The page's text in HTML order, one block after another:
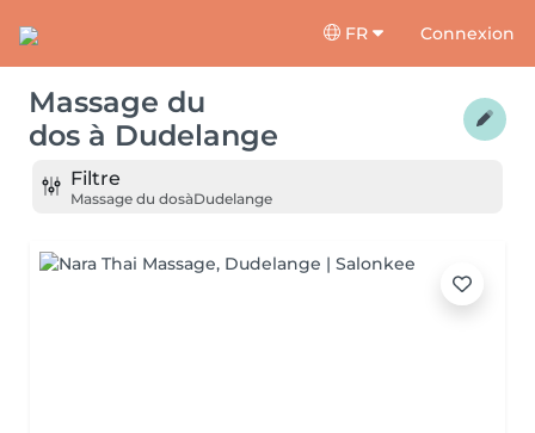
FR Connexion
Massage du
dos à Dudelange
Filtre
Massage du dosàDudelange